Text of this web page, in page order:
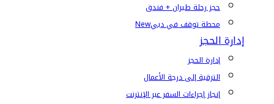
حجز رحلة طيران + فندق
محطة توقف في دبيNew
إدارة الحجز
إدارة الحجز
الترقية إلى درجة الأعمال
إنجاز إجراءات السفر عبر الإنترنت